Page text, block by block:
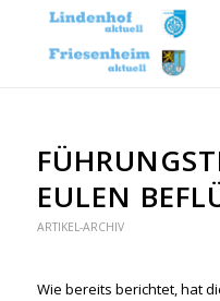
EULEN
ARTIKEL-ARCHIV
Wie bereits berichtet, hat